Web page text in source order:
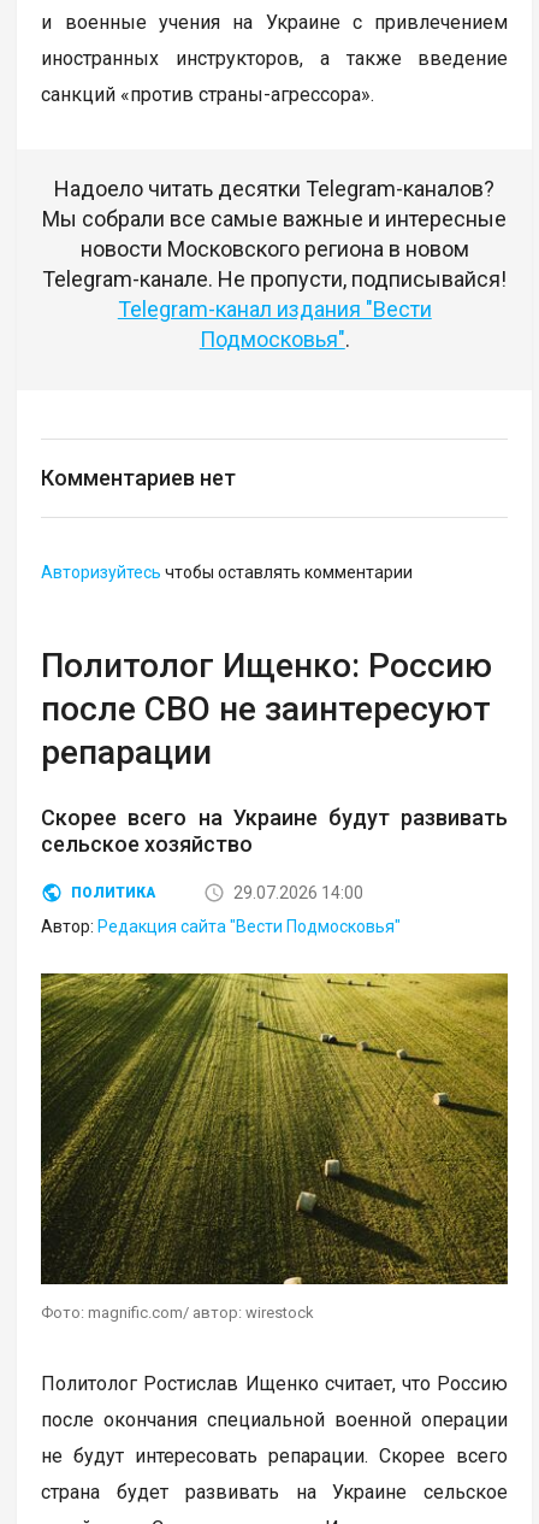
и военные учения на Украине с привлечением
иностранных инструкторов, а также введение
санкций «против страны-агрессора».
Надоело читать десятки Telegram-каналов?
Мы собрали все самые важные и интересные
новости Московского региона в новом
Telegram-канале. Не пропусти, подписывайся!
Telegram-канал издания "Вести
Подмосковья".
Комментариев нет
Авторизуйтесь чтобы оставлять комментарии
Политолог Ищенко: Россию
после СВО не заинтересуют
репарации
Скорее всего на Украине будут развивать
сельское хозяйство
ПОЛИТИКА
29.07.2026 14:00
Автор: Редакция сайта "Вести Подмосковья"
Фото: magnific.com/ автор: wirestock
Политолог Ростислав Ищенко считает, что Россию
после окончания специальной военной операции
не будут интересовать репарации. Скорее всего
страна будет развивать на Украине сельское